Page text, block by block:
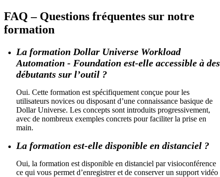
FAQ – Questions fréquentes sur notre
formation
La formation Dollar Universe Workload
Automation - Foundation est-elle accessible à des
débutants sur l’outil ?
Oui. Cette formation est spécifiquement conçue pour les
utilisateurs novices ou disposant d’une connaissance basique de
Dollar Universe. Les concepts sont introduits progressivement,
avec de nombreux exemples concrets pour faciliter la prise en
main.
La formation est-elle disponible en distanciel ?
Oui, la formation est disponible en distanciel par visioconférence
ce qui vous permet d’enregistrer et de conserver un support vidéo